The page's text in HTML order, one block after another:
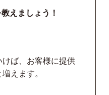
えましょう ！
ば、お客様に提供
えます。